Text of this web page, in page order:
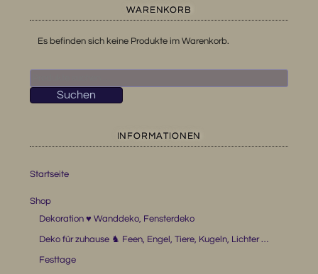
WARENKORB
Es befinden sich keine Produkte im Warenkorb.
nach:
Suchen
INFORMATIONEN
Startseite
Shop
Dekoration ♥ Wanddeko, Fensterdeko
Deko für zuhause ♞ Feen, Engel, Tiere, Kugeln, Lichter …
Festtage